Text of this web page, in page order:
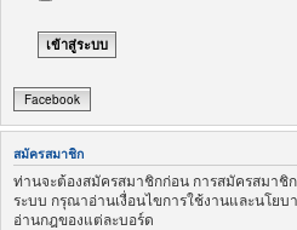
Facebook
สมัครสมาชิก
ท่านจะต้องสมัครสมาชิกก่อน การสมัครสมาชิ
ระบบ กรุณาอ่านเงื่อนไขการใช้งานและนโย
อ่านกฎของแต่ละบอร์ด